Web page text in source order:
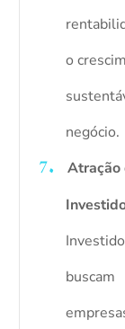
o
negócio.
Atração
buscam